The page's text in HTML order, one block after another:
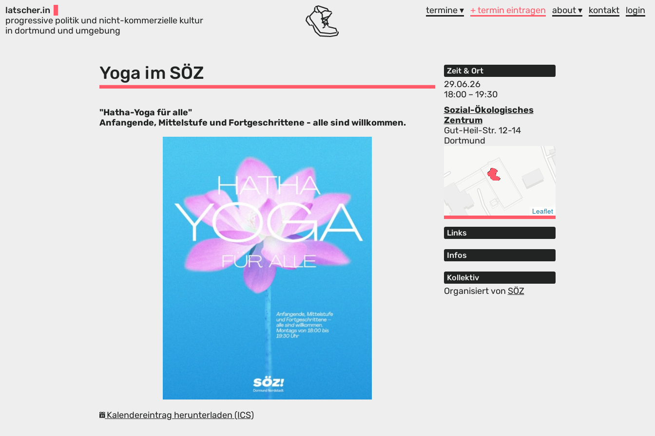
latscher.in
progressive politik und nicht-kommerzielle kultur
in dortmund und umgebung
termine ▾ + termin eintragen about ▾ kontakt login
Yoga im SÖZ Zeit & Ort
29.06.26
18:00 – 19:30
Sozial-Ökologisches
Zentrum
Gut-Heil-Str. 12-14
Dortmund
Leaflet
Links
Infos
Kollektiv
Organisiert von SÖZ
"Hatha-Yoga für alle"
Anfangende, Mittelstufe und Fortgeschrittene - alle sind willkommen.
Kalendereintrag herunterladen (ICS)